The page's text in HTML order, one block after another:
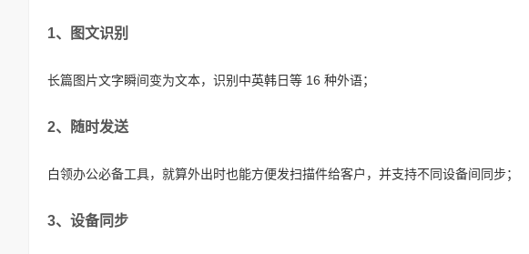
1、图文识别
长篇图片文字瞬间变为文本，识别中英韩日等 16 种外语；
2、随时发送
白领办公必备工具，就算外出时也能方便发扫描件给客户，并支持不同设备间同步；
3、设备同步